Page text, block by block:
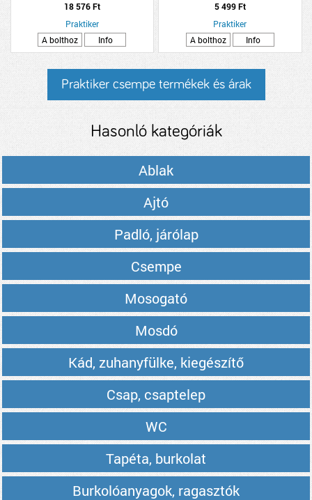
18 576 Ft
Praktiker
A bolthoz
Info
5 499 Ft
Praktiker
A bolthoz
Info
Praktiker csempe termékek és árak
Hasonló kategóriák
Ablak
Ajtó
Padló, járólap
Csempe
Mosogató
Mosdó
Kád, zuhanyfülke, kiegészítő
Csap, csaptelep
WC
Tapéta, burkolat
Burkolóanyagok, ragasztók